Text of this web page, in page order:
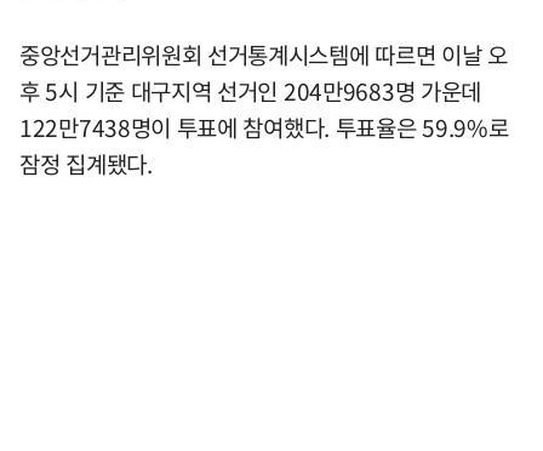
중앙선거관리위원회 선거통계시스템에 따르면 이날 오
후 5시 기준 대구지역 선거인 204만9683명 가운데
122만7438명이 투표에 참여했다. 투표율은 59.9%로
잠정 집계됐다.